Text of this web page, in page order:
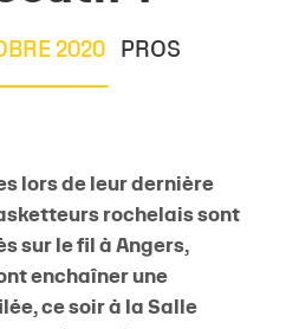
2020 PROS
lors de leur dernière
rochelais sont
sur le fil à Angers,
enchaîner une
ce soir à la Salle